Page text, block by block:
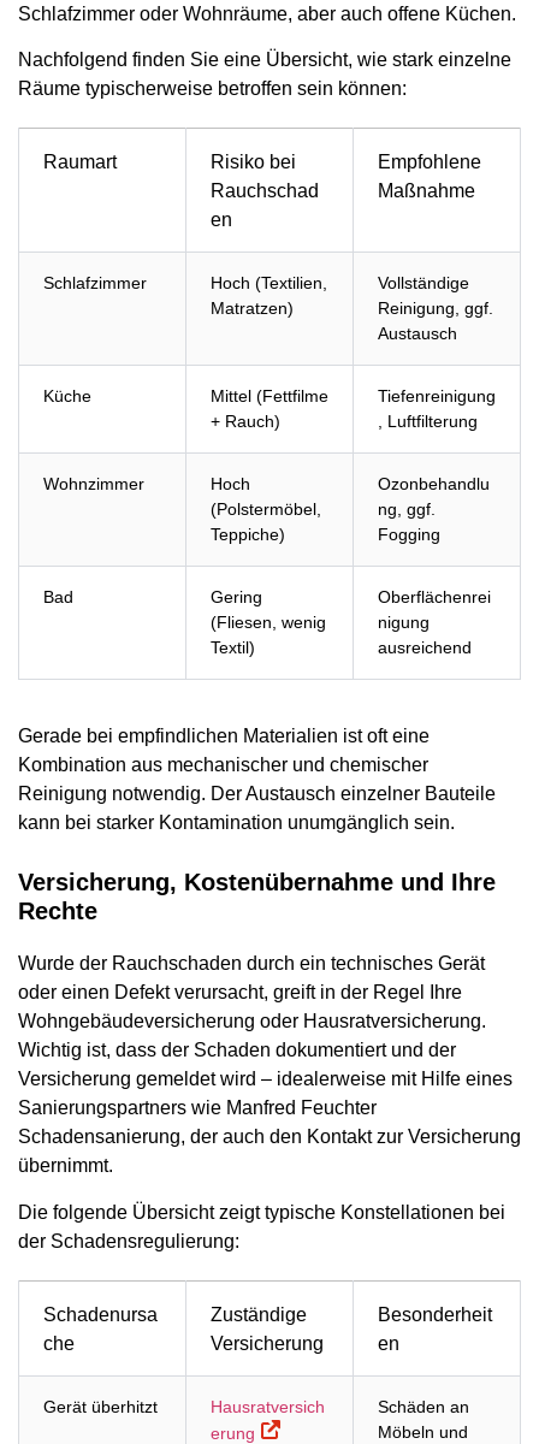
Schlafzimmer oder Wohnräume, aber auch offene Küchen.
Nachfolgend finden Sie eine Übersicht, wie stark einzelne
Räume typischerweise betroffen sein können:
Raumart
Risiko bei
Rauchschad
en
Empfohlene
Maßnahme
Schlafzimmer
Hoch (Textilien,
Matratzen)
Vollständige
Reinigung, ggf.
Austausch
Küche
Mittel (Fettfilme
+ Rauch)
Tiefenreinigung
, Luftfilterung
Wohnzimmer
Hoch
(Polstermöbel,
Teppiche)
Ozonbehandlu
ng, ggf.
Fogging
Bad
Gering
(Fliesen, wenig
Textil)
Oberflächenrei
nigung
ausreichend
Gerade bei empfindlichen Materialien ist oft eine
Kombination aus mechanischer und chemischer
Reinigung notwendig. Der Austausch einzelner Bauteile
kann bei starker Kontamination unumgänglich sein.
Versicherung, Kostenübernahme und Ihre
Rechte
Wurde der Rauchschaden durch ein technisches Gerät
oder einen Defekt verursacht, greift in der Regel Ihre
Wohngebäudeversicherung oder Hausratversicherung.
Wichtig ist, dass der Schaden dokumentiert und der
Versicherung gemeldet wird – idealerweise mit Hilfe eines
Sanierungspartners wie Manfred Feuchter
Schadensanierung, der auch den Kontakt zur Versicherung
übernimmt.
Die folgende Übersicht zeigt typische Konstellationen bei
der Schadensregulierung:
Schadenursa
che
Zuständige
Versicherung
Besonderheit
en
Gerät überhitzt
Hausratversich
erung
Schäden an
Möbeln und